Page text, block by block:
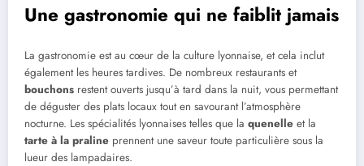
Une gastronomie qui ne faiblit jamais
La gastronomie est au cœur de la culture lyonnaise, et cela inclut
également les heures tardives. De nombreux restaurants et
bouchons restent ouverts jusqu’à tard dans la nuit, vous permettant
de déguster des plats locaux tout en savourant l’atmosphère
nocturne. Les spécialités lyonnaises telles que la quenelle et la
tarte à la praline prennent une saveur toute particulière sous la
lueur des lampadaires.